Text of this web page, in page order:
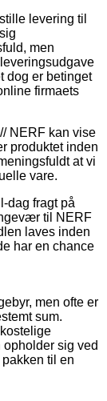
levering til
men
dog er betinget
firmaets
NERF kan vise
produktet inden
at vi
vare.
dag fragt på
til NERF
laves inden
har en chance
men ofte er
sum.
opholder sig ved
til en